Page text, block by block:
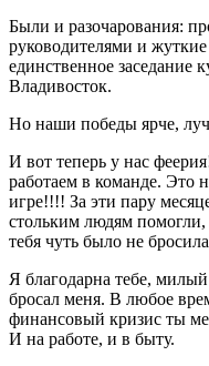
Были и разочарования:
руководителями и
единственное заседание
Владивосток.
Но наши победы ярче,
И вот теперь у нас
работаем в команде. Это
игре!!!! За эти пару
стольким людям
тебя чуть было не
Я благодарна тебе,
бросал меня. В любое
финансовый кризис ты
И на работе, и в быту.